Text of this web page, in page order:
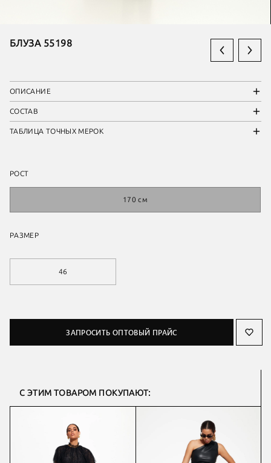
БЛУЗА 55198
ОПИСАНИЕ
СОСТАВ
ТАБЛИЦА ТОЧНЫХ МЕРОК
РОСТ
170 см
РАЗМЕР
46
ЗАПРОСИТЬ ОПТОВЫЙ ПРАЙС
С ЭТИМ ТОВАРОМ ПОКУПАЮТ: